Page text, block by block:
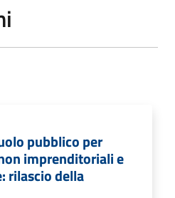
pubblico per
imprenditoriali e
rilascio della